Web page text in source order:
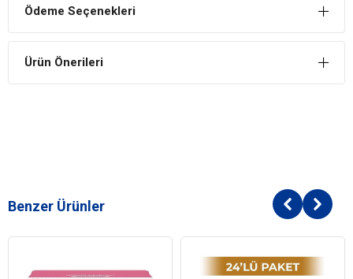
enerji ihtiyacını da karşılar.
BİLEŞİM
Ödeme Seçenekleri
Ürün Önerileri
Benzer Ürünler